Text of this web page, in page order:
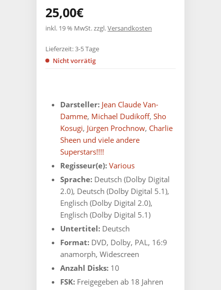
25,00€
inkl. 19 % MwSt.zzgl.Versandkosten
Darsteller: Jean Claude Van-
Damme, Michael Dudikoff, Sho
Kosugi, Jürgen Prochnow, Charlie
Sheen und viele andere
Superstars!!!!
Regisseur(e): Various
Sprache: Deutsch (Dolby Digital
2.0), Deutsch (Dolby Digital 5.1),
Englisch (Dolby Digital 2.0),
Englisch (Dolby Digital 5.1)
Untertitel: Deutsch
Format: DVD, Dolby, PAL, 16:9
anamorph, Widescreen
Anzahl Disks: 10
FSK: Freigegeben ab 18 Jahren
Lieferzeit:3-5 Tage
Nicht vorrätig